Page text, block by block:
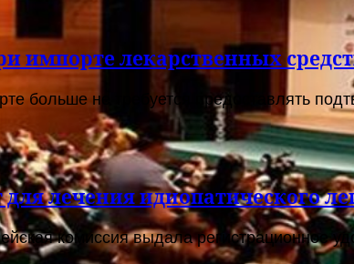
импорте лекарственных
больше не требуется предоставлять
лечения идиопатического
комиссия выдала регистрационное